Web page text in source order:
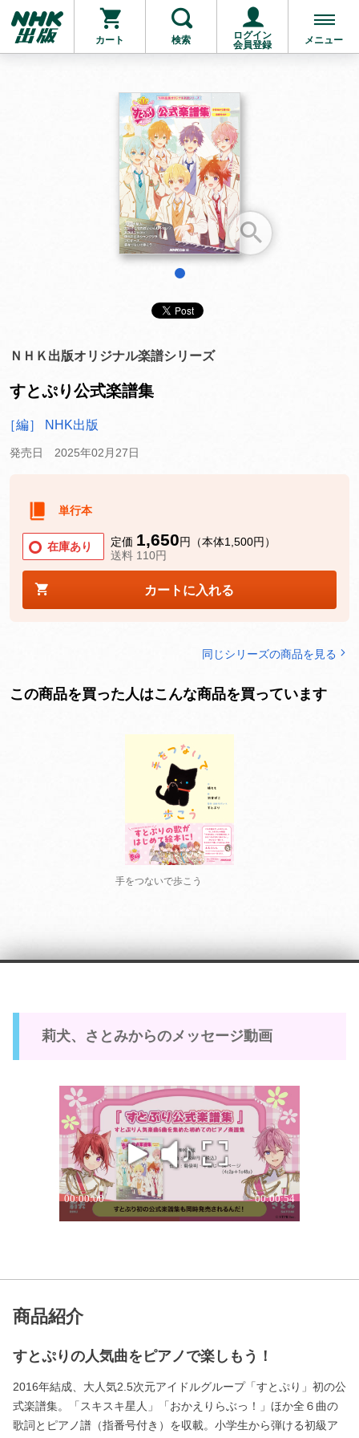
カート 検索
ログイン
会員登録
メニュー
お支払いに進む
他にも商品を買う
ＮＨＫ出版オリジナル楽譜シリーズ
すとぷり公式楽譜集
［編］ NHK出版
発売日 2025年02月27日
単行本
在庫あり 定価 1,650円（本体1,500円）
送料 110円
カートに入れる
同じシリーズの商品を見る
この商品を買った人はこんな商品を買っています
手をつないで歩こう
莉犬、さとみからのメッセージ動画
商品紹介
すとぷりの人気曲をピアノで楽しもう！
2016年結成、大人気2.5次元アイドルグループ「すとぷり」初の公
式楽譜集。「スキスキ星人」「おかえりらぶっ！」ほか全６曲の
歌詞とピアノ譜（指番号付き）を収載。小学生から弾ける初級ア